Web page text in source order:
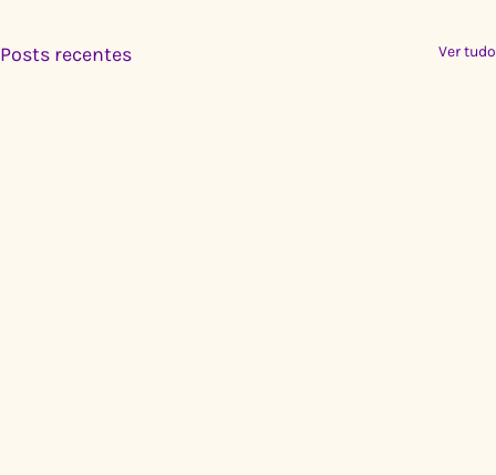
Posts recentes Ver tudo